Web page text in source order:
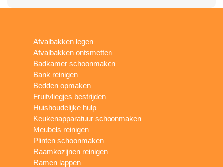
Afvalbakken legen
Afvalbakken ontsmetten
Badkamer schoonmaken
Bank reinigen
Bedden opmaken
Fruitvliegjes bestrijden
Huishoudelijke hulp
Keukenapparatuur schoonmaken
Meubels reinigen
Plinten schoonmaken
Raamkozijnen reinigen
Ramen lappen